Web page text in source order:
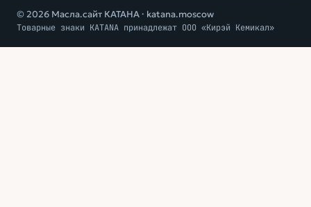
© 2026 Масла.сайт КАТАНА · katana.moscow
Товарные знаки KATANA принадлежат ООО «Кирэй Кемикал»